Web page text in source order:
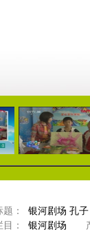
题：
银河剧场 孔
目：
银河剧场 产